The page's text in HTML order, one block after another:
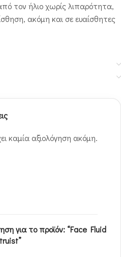
τον ήλιο χωρίς λιπαρότητα,
ακόμη και σε ευαίσθητες
καμία αξιολόγηση ακόμη.
για το προϊόν: “Face Fluid